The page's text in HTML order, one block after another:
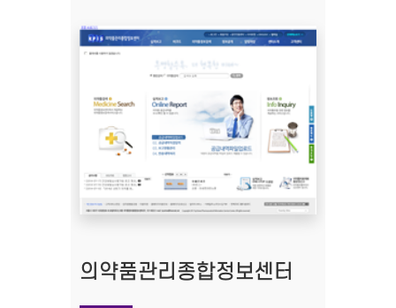
의약품관리종합정보센터